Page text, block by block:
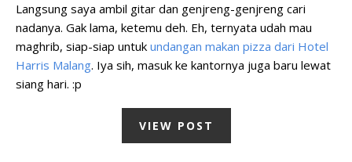
Langsung saya ambil gitar dan genjreng-genjreng cari
nadanya. Gak lama, ketemu deh. Eh, ternyata udah mau
maghrib, siap-siap untuk undangan makan pizza dari Hotel
Harris Malang. Iya sih, masuk ke kantornya juga baru lewat
siang hari. :p
VIEW POST